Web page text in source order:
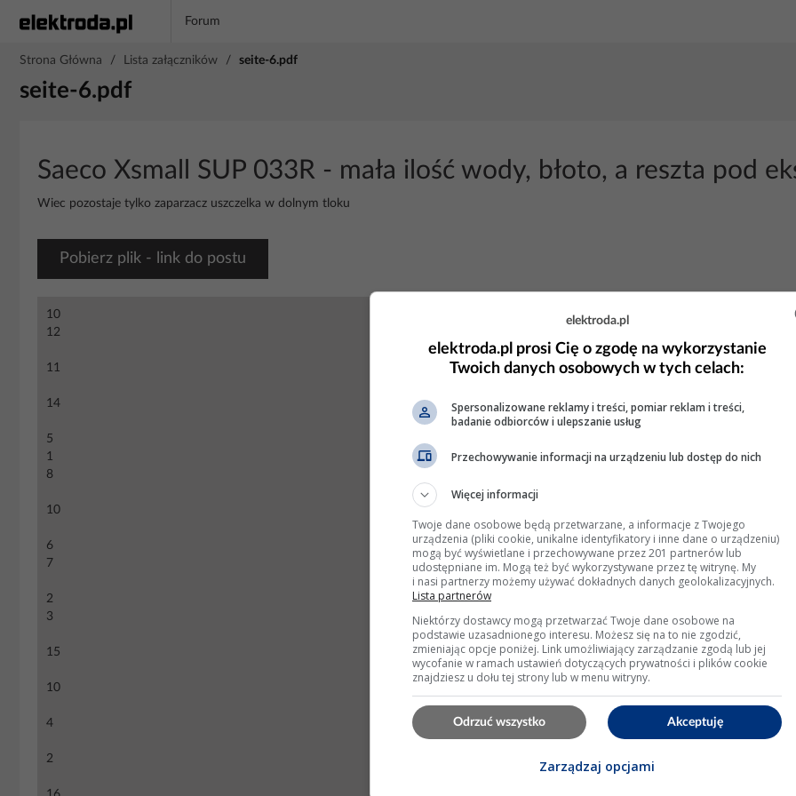
Forum
Strona Główna / Lista załączników / seite-6.pdf
seite-6.pdf
Saeco Xsmall SUP 033R - mała ilość wody, błoto, a reszta pod
Wiec pozostaje tylko zaparzacz uszczelka w dolnym tloku
Pobierz plik - link do postu
10
12
11
14
5
1
8
10
6
7
2
3
15
10
4
2
elektroda.pl
elektroda.pl prosi Cię o zgodę na wykorzystanie
Twoich danych osobowych w tych celach:
Spersonalizowane reklamy i treści, pomiar reklam i treści,
badanie odbiorców i ulepszanie usług
Przechowywanie informacji na urządzeniu lub dostęp do nich
Więcej informacji
Twoje dane osobowe będą przetwarzane, a informacje z Twojego
urządzenia (pliki cookie, unikalne identyfikatory i inne dane o urządzeniu)
mogą być wyświetlane i przechowywane przez 201 partnerów lub
udostępniane im. Mogą też być wykorzystywane przez tę witrynę. My
i nasi partnerzy możemy używać dokładnych danych geolokalizacyjnych.
Lista partnerów
Niektórzy dostawcy mogą przetwarzać Twoje dane osobowe na
podstawie uzasadnionego interesu. Możesz się na to nie zgodzić,
zmieniając opcje poniżej. Link umożliwiający zarządzanie zgodą lub jej
wycofanie w ramach ustawień dotyczących prywatności i plików cookie
znajdziesz u dołu tej strony lub w menu witryny.
Akceptuję
Odrzuć wszystko
Zarządzaj opcjami